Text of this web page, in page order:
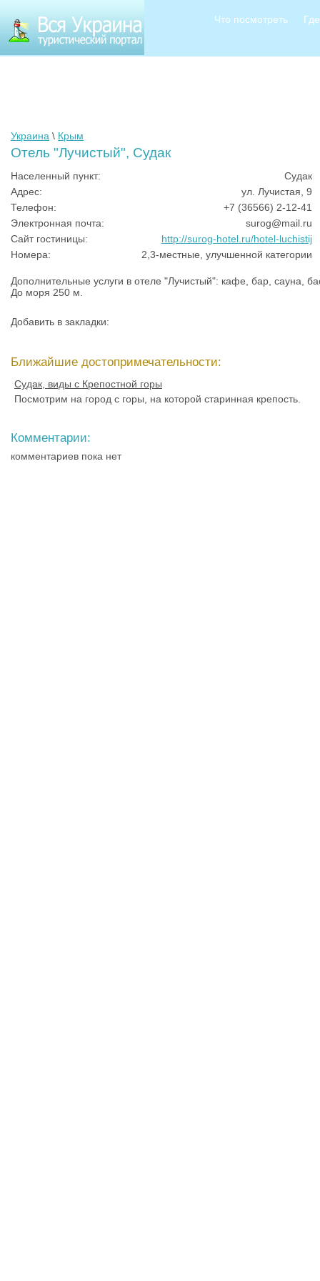
Что посмотреть
Украина \ Крым
Отель "Лучистый", Судак
Населенный пункт:
Судак
Адрес:
ул. Лучистая, 9
Телефон:
+7 (36566) 2-12-41
Электронная почта:
surog@mail.ru
Сайт гостиницы:
http://surog-hotel.ru/hotel-luchistij
Номера:
2,3-местные, улучшенной категории
Дополнительные услуги в отеле "Лучистый": кафе, бар, сауна,
До моря 250 м.
Добавить в закладки:
Ближайшие достопримечательности:
Судак, виды с Крепостной горы
Посмотрим на город с горы, на которой старинная крепость.
Комментарии:
комментариев пока нет